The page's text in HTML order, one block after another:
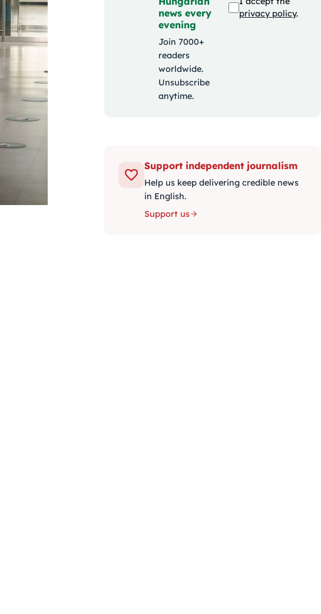
news every
evening
Join 7000+
readers
worldwide.
Unsubscribe
anytime.
privacy policy.
Support independent journalism
Help us keep delivering credible news
in English.
Support us